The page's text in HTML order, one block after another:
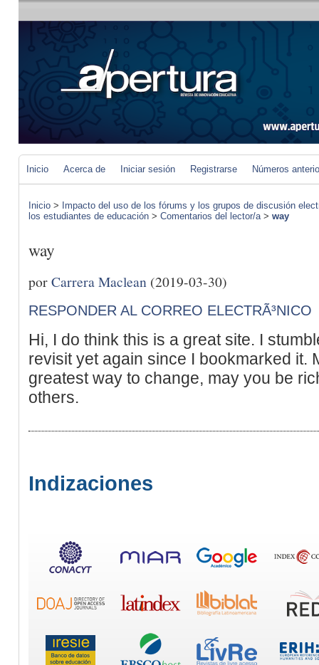
Inicio Acerca de Iniciar sesión Registrarse Números
Inicio > Impacto del uso de los fórums y los grupos de discusión
los estudiantes de educación > Comentarios del lector/a> way
way
porCarrera Maclean (2019-03-30)
RESPONDER AL CORREO ELECTRÃ³NICO
Hi, I do think this is a great site. I
revisit yet again since I bookmarked it.
greatest way to change, may you be
others.
Indizaciones